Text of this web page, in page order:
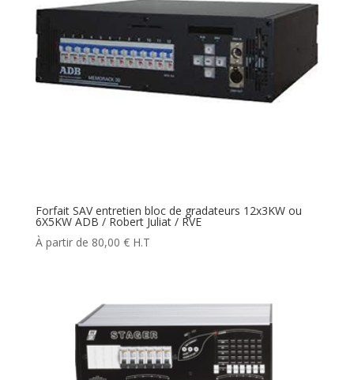
Forfait SAV entretien bloc de gradateurs 12x3KW ou
6X5KW ADB / Robert Juliat / RVE
80,00 € H.T